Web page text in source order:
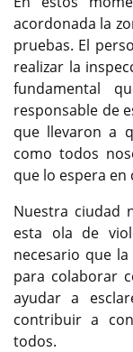
acordonada la
pruebas. El
realizar la
fundamental
responsable de
que llevaron a
como todos
que lo espera en
Nuestra ciudad
esta ola de
necesario que
para colaborar
ayudar a
contribuir a
todos.